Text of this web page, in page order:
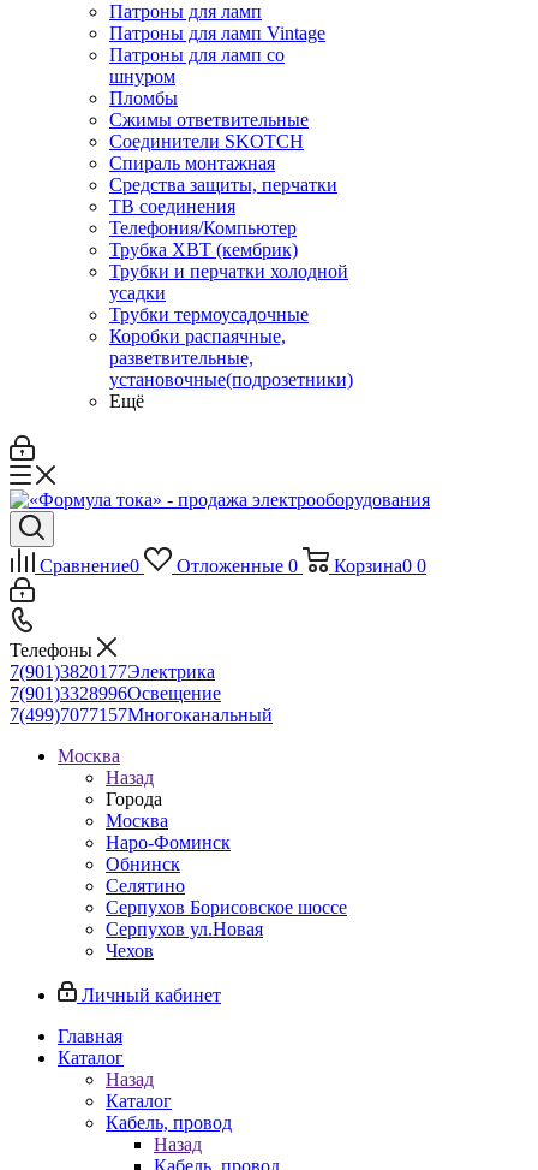
Патроны для ламп
Патроны для ламп Vintage
Патроны для ламп со
шнуром
Пломбы
Сжимы ответвительные
Соединители SKOTCH
Спираль монтажная
Средства защиты, перчатки
ТВ соединения
Телефония/Компьютер
Трубка ХВТ (кембрик)
Трубки и перчатки холодной
усадки
Трубки термоусадочные
Коробки распаячные,
разветвительные,
установочные(подрозетники)
Ещё
Сравнение0 Отложенные 0 Корзина0 0
Телефоны
7(901)3820177Электрика
7(901)3328996Освещение
7(499)7077157Многоканальный
Москва
Назад
Города
Москва
Наро-Фоминск
Обнинск
Селятино
Серпухов Борисовское шоссе
Серпухов ул.Новая
Чехов
Личный кабинет
Главная
Каталог
Назад
Каталог
Кабель, провод
Назад